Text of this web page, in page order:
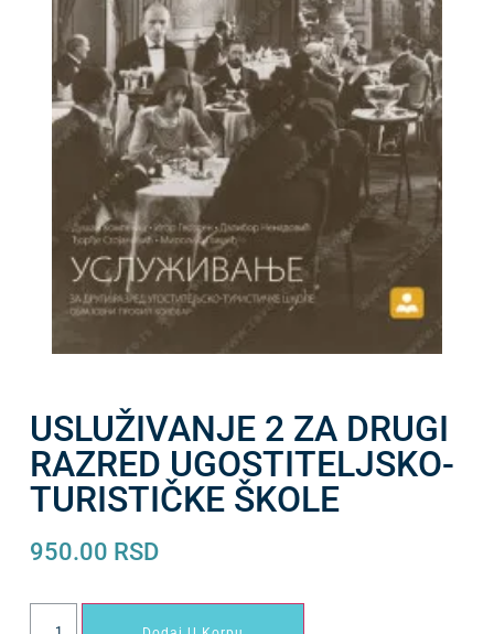
USLUŽIVANJE 2 ZA DRUGI
RAZRED UGOSTITELJSKO-
TURISTIČKE ŠKOLE
950.00 RSD